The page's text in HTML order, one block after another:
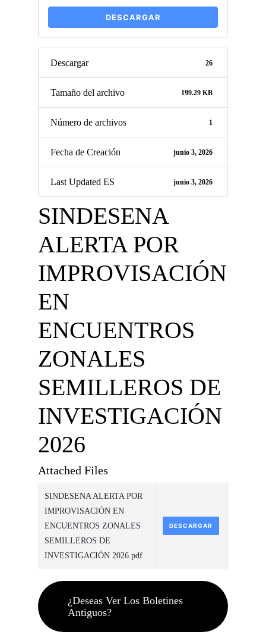
DESCARGAR
Descargar 26
Tamaño del archivo 199.29 KB
Número de archivos 1
Fecha de Creación junio 3, 2026
Last Updated ES junio 3, 2026
SINDESENA
ALERTA POR
IMPROVISACIÓN
EN
ENCUENTROS
ZONALES
SEMILLEROS DE
INVESTIGACIÓN
2026
Attached Files
SINDESENA ALERTA POR
IMPROVISACIÓN EN
ENCUENTROS ZONALES
SEMILLEROS DE
INVESTIGACIÓN 2026.pdf
DESCARGAR
¿Deseas Ver Los Boletines
Antiguos?